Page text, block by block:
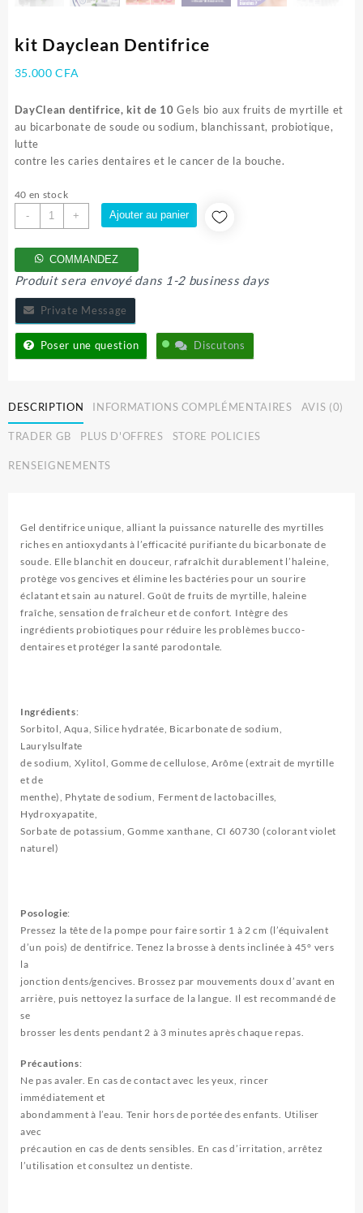
kit Dayclean Dentifrice
35.000CFA
DayClean dentifrice, kit de 10Gels bio aux fruits de myrtille et
au bicarbonate de soude ou sodium, blanchissant, probiotique,
lutte
contre les caries dentaires et le cancer de la bouche.
40 en stock
-
quantité
de
kit
Dayclean
Dentifrice
+ Ajouter au panier
COMMANDEZ
Produit sera envoyé dans 1-2 business days
Private Message
Poser une question Discutons
DESCRIPTION INFORMATIONS COMPLÉMENTAIRES AVIS (0)
TRADER GB PLUS D'OFFRES STORE POLICIES
RENSEIGNEMENTS
Gel dentifrice unique, alliant la puissance naturelle des myrtilles
riches en antioxydants à l’efficacité purifiante du bicarbonate de
soude. Elle blanchit en douceur, rafraîchit durablement l’haleine,
protège vos gencives et élimine les bactéries pour un sourire
éclatant et sain au naturel. Goût de fruits de myrtille, haleine
fraîche, sensation de fraîcheur et de confort. Intègre des
ingrédients probiotiques pour réduire les problèmes bucco-
dentaires et protéger la santé parodontale.
Ingrédients:
Sorbitol, Aqua, Silice hydratée, Bicarbonate de sodium,
Laurylsulfate
de sodium, Xylitol, Gomme de cellulose, Arôme (extrait de myrtille
et de
menthe), Phytate de sodium, Ferment de lactobacilles,
Hydroxyapatite,
Sorbate de potassium, Gomme xanthane, CI 60730 (colorant violet
naturel)
Posologie:
Pressez la tête de la pompe pour faire sortir 1 à 2 cm (l’équivalent
d’un pois) de dentifrice. Tenez la brosse à dents inclinée à 45° vers
la
jonction dents/gencives. Brossez par mouvements doux d’avant en
arrière, puis nettoyez la surface de la langue. Il est recommandé de
se
brosser les dents pendant 2 à 3 minutes après chaque repas.
Précautions:
Ne pas avaler. En cas de contact avec les yeux, rincer
immédiatement et
abondamment à l’eau. Tenir hors de portée des enfants. Utiliser
avec
précaution en cas de dents sensibles. En cas d’irritation, arrêtez
l’utilisation et consultez un dentiste.